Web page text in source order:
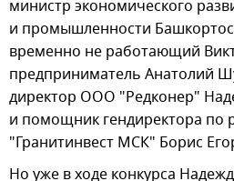
министр экономического
и промышленности
временно не работающий
предприниматель Анатолий
директор ООО "Редконер"
и помощник гендиректора по
"Гранитинвест МСК" Борис
Но уже в ходе конкурса